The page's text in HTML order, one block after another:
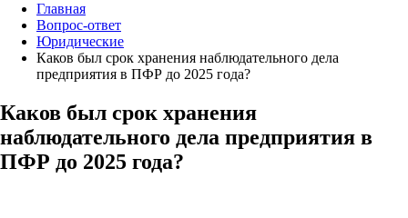
Главная
Вопрос-ответ
Юридические
Каков был срок хранения наблюдательного дела
предприятия в ПФР до 2025 года?
Каков был срок хранения
наблюдательного дела предприятия в
ПФР до 2025 года?